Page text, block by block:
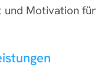
und Motivation für